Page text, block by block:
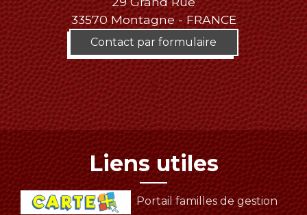
33570 Montagne - FRANCE
Contact par formulaire
Liens utiles
Portail familles de gestion